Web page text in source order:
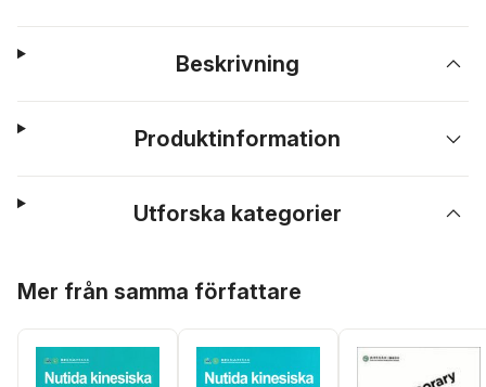
Beskrivning
Produktinformation
Utforska kategorier
Mer från samma författare